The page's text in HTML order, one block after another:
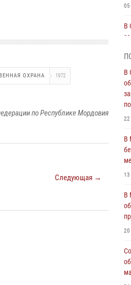
ОХРАНА 1972
по Республике Мордовия
Следующая →
В
05
В
В
В
В